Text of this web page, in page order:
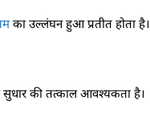
का उल्लंघन हुआ प्रतीत होता है।
सुधार की तत्काल आवश्यकता है।